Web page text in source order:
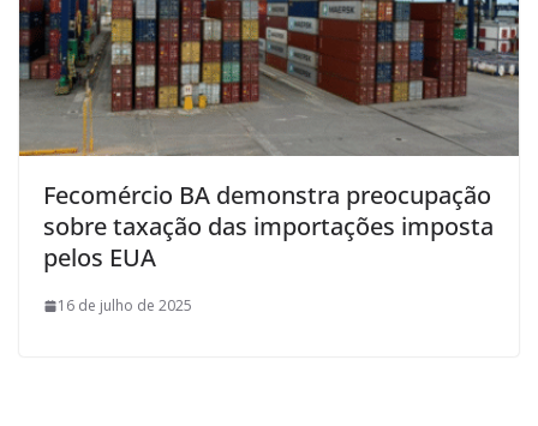
Fecomércio BA demonstra preocupação
sobre taxação das importações imposta
pelos EUA
16 de julho de 2025